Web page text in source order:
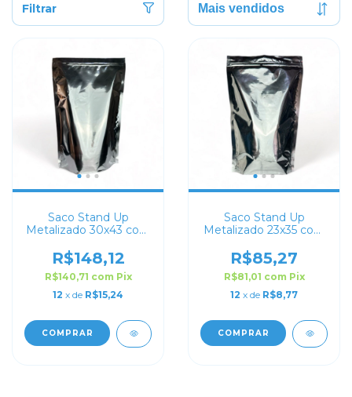
Filtrar
Saco Stand Up
Metalizado 30x43 com
R$148,12
R$140,71 com Pix
12 x de R$15,24
COMPRAR
Saco Stand Up
Metalizado 23x35 com
R$85,27
R$81,01 com Pix
12 x de R$8,77
COMPRAR